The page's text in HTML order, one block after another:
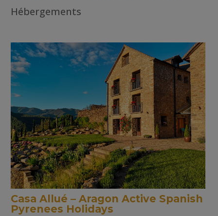
Hébergements
Casa Allué – Aragon Active Spanish
Pyrenees Holidays